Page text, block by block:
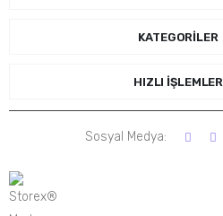
KATEGORİLER
HIZLI İŞLEMLER
Sosyal Medya: